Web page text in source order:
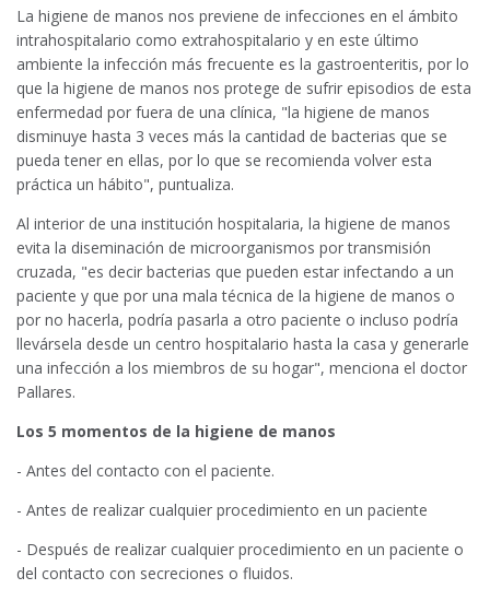
La higiene de manos nos previene de infecciones en el ámbito
intrahospitalario como extrahospitalario y en este último
ambiente la infección más frecuente es la gastroenteritis, por lo
que la higiene de manos nos protege de sufrir episodios de esta
enfermedad por fuera de una clínica, "la higiene de manos
disminuye hasta 3 veces más la cantidad de bacterias que se
pueda tener en ellas, por lo que se recomienda volver esta
práctica un hábito", puntualiza.
Al interior de una institución hospitalaria, la higiene de manos
evita la diseminación de microorganismos por transmisión
cruzada, "es decir bacterias que pueden estar infectando a un
paciente y que por una mala técnica de la higiene de manos o
por no hacerla, podría pasarla a otro paciente o incluso podría
llevársela desde un centro hospitalario hasta la casa y generarle
una infección a los miembros de su hogar", menciona el doctor
Pallares.
Los 5 momentos de la higiene de manos
- Antes del contacto con el paciente.
- Antes de realizar cualquier procedimiento en un paciente
- Después de realizar cualquier procedimiento en un paciente o
del contacto con secreciones o fluidos.